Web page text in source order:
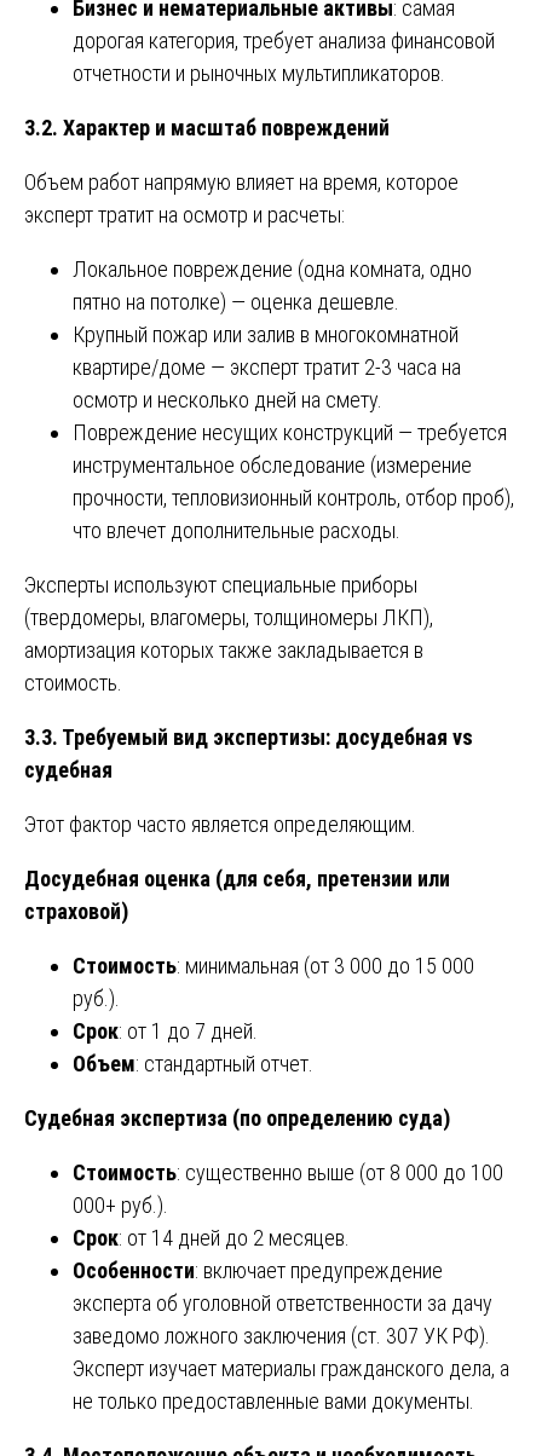
Бизнес и нематериальные активы: самая
дорогая категория, требует анализа финансовой
отчетности и рыночных мультипликаторов.
3.2. Характер и масштаб повреждений
Объем работ напрямую влияет на время, которое
эксперт тратит на осмотр и расчеты:
Локальное повреждение (одна комната, одно
пятно на потолке) — оценка дешевле.
Крупный пожар или залив в многокомнатной
квартире/доме — эксперт тратит 2-3 часа на
осмотр и несколько дней на смету.
Повреждение несущих конструкций — требуется
инструментальное обследование (измерение
прочности, тепловизионный контроль, отбор проб),
что влечет дополнительные расходы.
Эксперты используют специальные приборы
(твердомеры, влагомеры, толщиномеры ЛКП),
амортизация которых также закладывается в
стоимость.
3.3. Требуемый вид экспертизы: досудебная vs
судебная
Этот фактор часто является определяющим.
Досудебная оценка (для себя, претензии или
страховой)
Стоимость: минимальная (от 3 000 до 15 000
руб.).
Срок: от 1 до 7 дней.
Объем: стандартный отчет.
Судебная экспертиза (по определению суда)
Стоимость: существенно выше (от 8 000 до 100
000+ руб.).
Срок: от 14 дней до 2 месяцев.
Особенности: включает предупреждение
эксперта об уголовной ответственности за дачу
заведомо ложного заключения (ст. 307 УК РФ).
Эксперт изучает материалы гражданского дела, а
не только предоставленные вами документы.